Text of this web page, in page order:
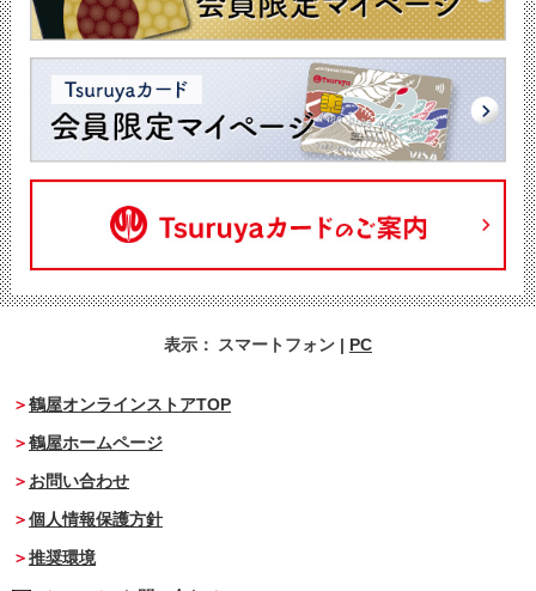
表示： スマートフォン | PC
鶴屋オンラインストアTOP
鶴屋ホームページ
お問い合わせ
個人情報保護方針
推奨環境